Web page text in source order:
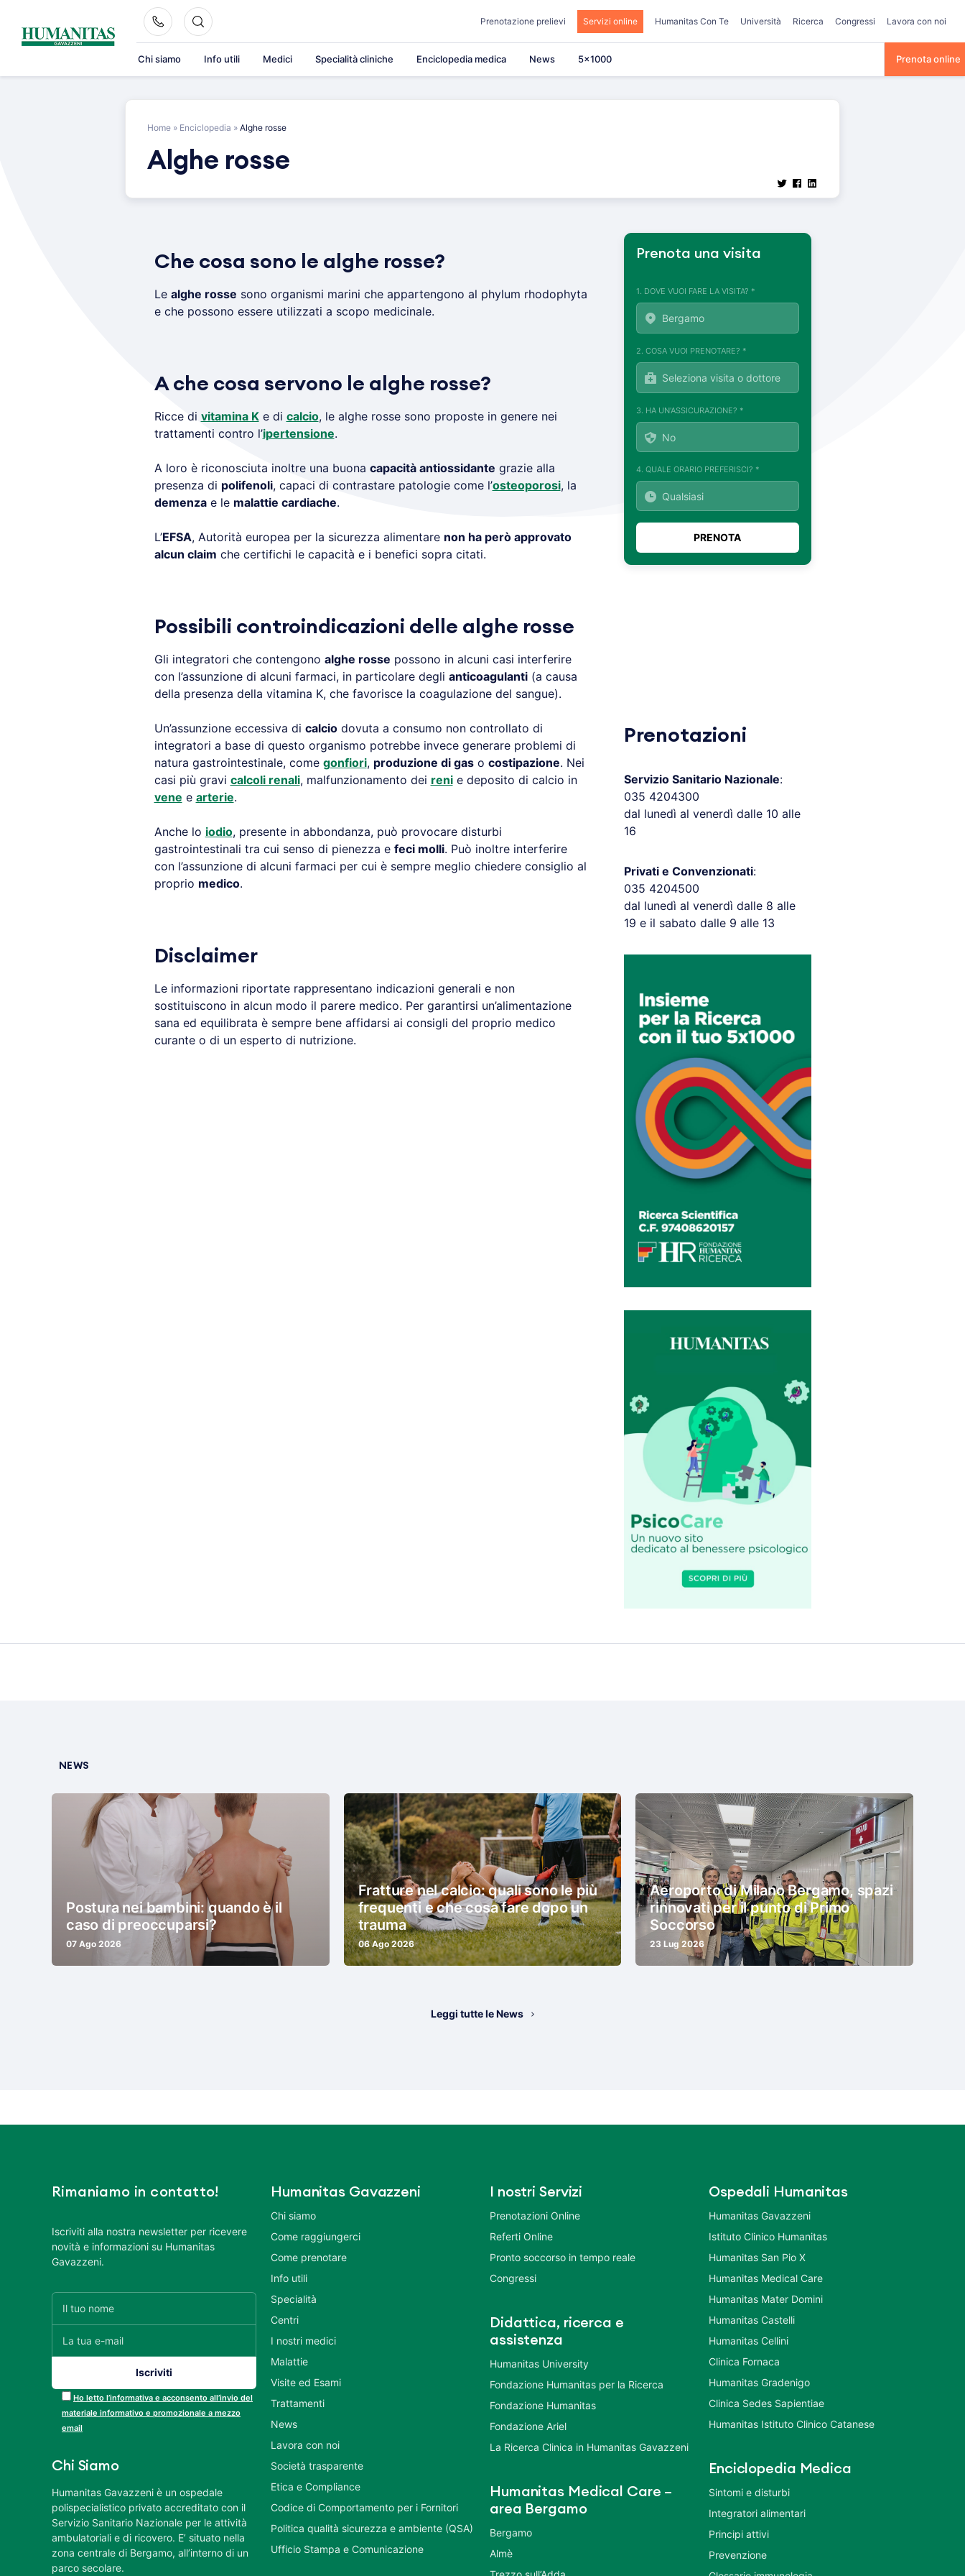
content
Prenotazione prelievi Servizi online Humanitas Con Te Università Ricerca Congressi Lavora con noi
Chi siamo Info utili Medici Specialità cliniche Enciclopedia medica News 5×1000 Prenota online
Home » Enciclopedia » Alghe rosse
Alghe rosse
Che cosa sono le alghe rosse?
Le alghe rosse sono organismi marini che appartengono al phylum rhodophyta
e che possono essere utilizzati a scopo medicinale.
A che cosa servono le alghe rosse?
Ricce di vitamina Ke di calcio, le alghe rosse sono proposte in genere nei
trattamenti contro l’ipertensione.
A loro è riconosciuta inoltre una buona capacità antiossidante grazie alla
presenza di polifenoli, capaci di contrastare patologie come l’osteoporosi, la
demenzae le malattie cardiache.
L’EFSA, Autorità europea per la sicurezza alimentare non ha però approvato
alcun claim che certifichi le capacità e i benefici sopra citati.
Possibili controindicazioni delle alghe rosse
Gli integratori che contengono alghe rosse possono in alcuni casi interferire
con l’assunzione di alcuni farmaci, in particolare degli anticoagulanti(a causa
della presenza della vitamina K, che favorisce la coagulazione del sangue).
Un’assunzione eccessiva di calciodovuta a consumo non controllato di
integratori a base di questo organismo potrebbe invece generare problemi di
natura gastrointestinale, come gonfiori, produzione di gaso costipazione. Nei
casi più gravi calcoli renali, malfunzionamento dei renie deposito di calcio in
vene e arterie.
Anche lo iodio, presente in abbondanza, può provocare disturbi
gastrointestinali tra cui senso di pienezza e feci molli. Può inoltre interferire
con l’assunzione di alcuni farmaci per cui è sempre meglio chiedere consiglio al
proprio medico.
Disclaimer
Le informazioni riportate rappresentano indicazioni generali e non
sostituiscono in alcun modo il parere medico. Per garantirsi un’alimentazione
sana ed equilibrata è sempre bene affidarsi ai consigli del proprio medico
curante o di un esperto di nutrizione.
Prenota una visita
1. DOVE VUOI FARE LA VISITA? *
2. COSA VUOI PRENOTARE? *
3. HA UN'ASSICURAZIONE? *
4. QUALE ORARIO PREFERISCI? *
Prenotazioni
Servizio Sanitario Nazionale:
035 4204300
dal lunedì al venerdì dalle 10 alle
16
Privati e Convenzionati:
035 4204500
dal lunedì al venerdì dalle 8 alle
19 e il sabato dalle 9 alle 13
NEWS
Postura nei bambini: quando è il
caso di preoccuparsi?
07 Ago 2026
Fratture nel calcio: quali sono le più
frequenti e che cosa fare dopo un
trauma
06 Ago 2026
Aeroporto di Milano Bergamo, spazi
rinnovati per il punto di Primo
Soccorso
23 Lug 2026
Leggi tutte le News
Rimaniamo in contatto!
Iscriviti alla nostra newsletter per ricevere
novità e informazioni su Humanitas
Gavazzeni.
Ho letto l’informativa e acconsento all’invio del
materiale informativo e promozionale a mezzo
email
Chi Siamo
Humanitas Gavazzeni è un ospedale
polispecialistico privato accreditato con il
Servizio Sanitario Nazionale per le attività
ambulatoriali e di ricovero. E’ situato nella
zona centrale di Bergamo, all’interno di un
parco secolare.
Humanitas Gavazzeni
Chi siamo
Come raggiungerci
Come prenotare
Info utili
Specialità
Centri
I nostri medici
Malattie
Visite ed Esami
Trattamenti
News
Lavora con noi
Società trasparente
Etica e Compliance
Codice di Comportamento per i Fornitori
Politica qualità sicurezza e ambiente (QSA)
Ufficio Stampa e Comunicazione
I nostri Servizi
Prenotazioni Online
Referti Online
Pronto soccorso in tempo reale
Congressi
Didattica, ricerca e
assistenza
Humanitas University
Fondazione Humanitas per la Ricerca
Fondazione Humanitas
Fondazione Ariel
La Ricerca Clinica in Humanitas Gavazzeni
Humanitas Medical Care –
area Bergamo
Bergamo
Almè
Ospedali Humanitas
Humanitas Gavazzeni
Istituto Clinico Humanitas
Humanitas San Pio X
Humanitas Medical Care
Humanitas Mater Domini
Humanitas Castelli
Humanitas Cellini
Clinica Fornaca
Humanitas Gradenigo
Clinica Sedes Sapientiae
Humanitas Istituto Clinico Catanese
Enciclopedia Medica
Sintomi e disturbi
Integratori alimentari
Principi attivi
Prevenzione